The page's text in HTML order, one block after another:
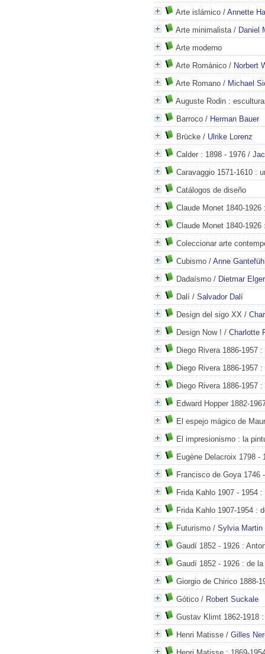
Arte islámico / Annette
Arte minimalista/ Daniel
Arte moderno
Arte Románico / Norbert
Arte Romano / Michael
Auguste Rodin :
Barroco / Herman Bauer
Brücke / Ulrike Lorenz
Calder : 1898 - 1976 /
Caravaggio 1571-1610 :
Catálogos de diseño
Claude Monet 1840-1926
Claude Monet 1840-1926
Coleccionar arte
Cubismo / Anne
Dadaísmo / Dietmar Elger
Dalí / Salvador Dalí
Design del sigo XX /
Design Now ! / Charlotte
Diego Rivera 1886-1957 :
Diego Rivera 1886-1957 :
Diego Rivera 1886-1957 :
Edward Hopper 1882-
El espejo mágico de
El impresionismo : la
Eugène Delacroix 1798 -
Francisco de Goya 1746
Frida Kahlo 1907 - 1954 :
Frida Kahlo 1907-1954 :
Futurismo / Sylvia Martin
Gaudí 1852 - 1926 :
Gaudí 1852 - 1926 : de
Giorgio de Chirico 1888-
Gótico / Robert Suckale
Gustav Klimt 1862-1918
Henri Matisse / Gilles